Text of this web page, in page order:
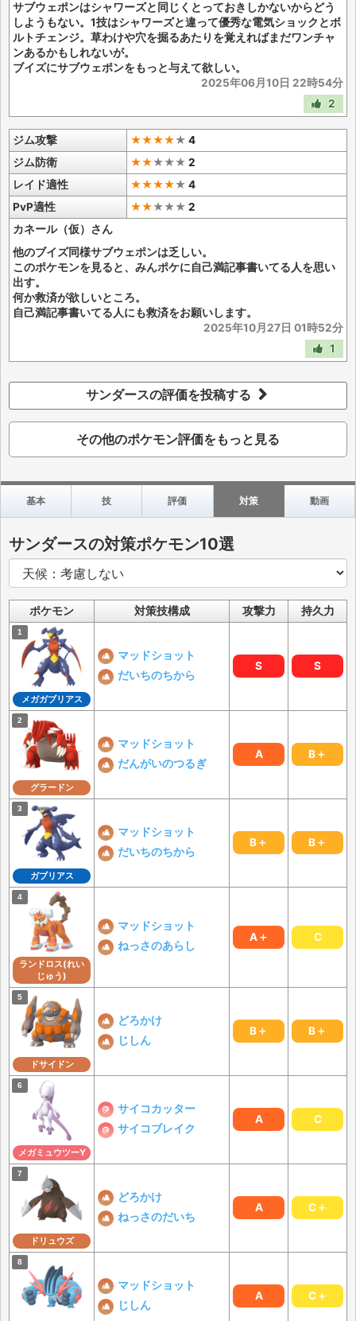
サブウェポンはシャワーズと同じくとっておきしかないからどう
しようもない。1技はシャワーズと違って優秀な電気ショックとボ
ルトチェンジ。草わけや穴を掘るあたりを覚えればまだワンチャ
ンあるかもしれないが。
ブイズにサブウェポンをもっと与えて欲しい。
2025年06月10日 22時54分
2
ジム攻撃 ★★★★★ 4
ジム防衛
★★★★★ 2
レイド適性
★★★★★ 4
PvP適性
★★★★★ 2
カネール（仮）さん
他のブイズ同様サブウェポンは乏しい。
このポケモンを見ると、みんポケに自己満記事書いてる人を思い
出す。
何か救済が欲しいところ。
自己満記事書いてる人にも救済をお願いします。
2025年10月27日 01時52分
1
サンダースの評価を投稿する
その他のポケモン評価をもっと見る
基本 技 評価 対策 動画
サンダースの対策ポケモン10選
ポケモン 対策技構成 攻撃力 持久力
メガガブリアス
マッドショット
だいちのちから
S S
グラードン
マッドショット
だんがいのつるぎ
A B＋
ガブリアス
マッドショット
だいちのちから
B＋ B＋
ランドロス(れい
じゅう)
マッドショット
ねっさのあらし
A＋ C
ドサイドン
どろかけ
じしん
B＋ B＋
メガミュウツーY
サイコカッター
サイコブレイク
A C
ドリュウズ
どろかけ
ねっさのだいち
A C＋
マッドショット
じしん
A C＋